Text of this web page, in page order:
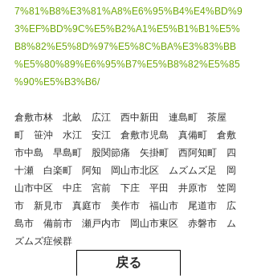
7%81%B8%E3%81%A8%E6%95%B4%E4%BD%9
3%EF%BD%9C%E5%B2%A1%E5%B1%B1%E5%
B8%82%E5%8D%97%E5%8C%BA%E3%83%BB
%E5%80%89%E6%95%B7%E5%B8%82%E5%85
%90%E5%B3%B6/
倉敷市林　北畝　広江　西中新田　連島町　茶屋
町　笹沖　水江　安江　倉敷市児島　真備町　倉敷
市中島　早島町　股関節痛　矢掛町　西阿知町　四
十瀬　白楽町　阿知　岡山市北区　ムズムズ足　岡
山市中区　中庄　宮前　下庄　平田　井原市　笠岡
市　新見市　真庭市　美作市　福山市　尾道市　広
島市　備前市　瀬戸内市　岡山市東区　赤磐市　ム
ズムズ症候群
戻る